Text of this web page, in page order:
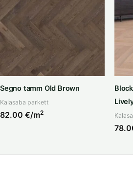
Segno tamm Old Brown
Kalasaba parkett
82.00 €/m2